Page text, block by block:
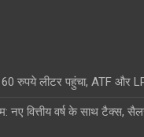
रुपये लीटर पहुंचा, ATF और
वित्तीय वर्ष के साथ टैक्स,